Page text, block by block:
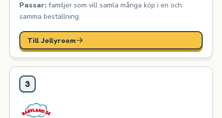
Passar:familjer som vill samla många köp i en och
samma beställning.
Till Jollyroom
3